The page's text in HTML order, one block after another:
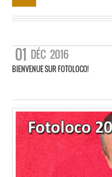
01 DÉC 2016
BIENVENUE SUR FOTOLOCO!